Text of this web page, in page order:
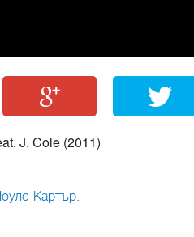
J. Cole (2011)
Картър.